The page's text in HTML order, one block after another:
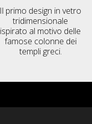
Il primo design in vetro
tridimensionale
ispirato al motivo delle
famose colonne dei
templi greci.